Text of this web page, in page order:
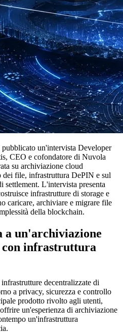
un'intervista Developer
CEO e cofondatore di Nuvola
su archiviazione cloud
dei file, infrastruttura DePIN e sul
L'intervista presenta
infrastrutture di storage e
caricare, archiviare e migrare file
della blockchain.
a un'archiviazione
con infrastruttura
decentralizzate di
a privacy, sicurezza e controllo
prodotto rivolto agli utenti,
un'esperienza di archiviazione
un'infrastruttura